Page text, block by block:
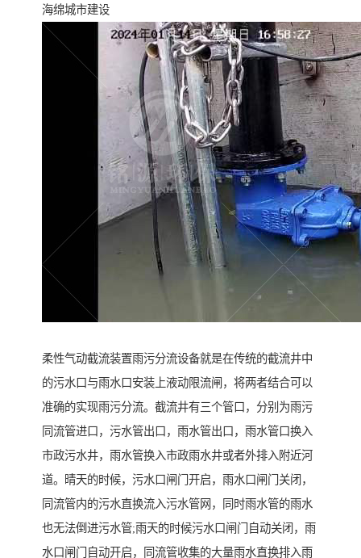
海绵城市建设
柔性气动截流装置雨污分流设备就是在传统的截流井中
的污水口与雨水口安装上液动限流闸，将两者结合可以
准确的实现雨污分流。截流井有三个管口，分别为雨污
同流管进口，污水管出口，雨水管出口，雨水管口换入
市政污水井，雨水管换入市政雨水井或者外排入附近河
道。晴天的时候，污水口闸门开启，雨水口闸门关闭，
同流管内的污水直换流入污水管网，同时雨水管的雨水
也无法倒进污水管;雨天的时候污水口闸门自动关闭，雨
水口闸门自动开启，同流管收集的大量雨水直换排入雨